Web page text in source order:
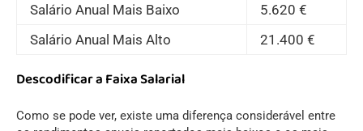
Salário Anual Mais Baixo
5.620 €
Salário Anual Mais Alto
21.400 €
Descodificar a Faixa Salarial
Como se pode ver, existe uma diferença considerável entre